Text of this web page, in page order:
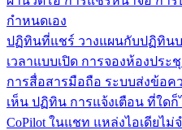
กำหนดเอง
ปฏิทินที่แชร์ วางแผนกับปฏิทิน
เวลาแบบเปิด การจองห้องปร
การสื่อสารมือถือ ระบบส่งข้อค
เห็น ปฏิทิน การแจ้งเตือน ที่ใดก็
CoPilot ในแชท แหล่งไอเดียไ